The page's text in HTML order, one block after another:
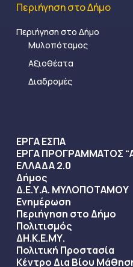
Περιήγηση στο Δήμο
Περιήγηση στο Δήμο
Μυλοπόταμος
Αξιοθέατα
Διαδρομές
ΕΡΓΑ ΕΣΠΑ
ΕΡΓΑ ΠΡΟΓΡΑΜΜΑΤΟΣ
ΕΛΛΑΔΑ 2.0
Δήμος
Δ.Ε.Υ.Α. ΜΥΛΟΠΟΤΑΜΟΥ
Ενημέρωση
Περιήγηση στο Δήμο
Πολιτισμός
ΔΗ.Κ.Ε.ΜΥ.
Πολιτική Προστασία
Κέντρο Δια Βίου